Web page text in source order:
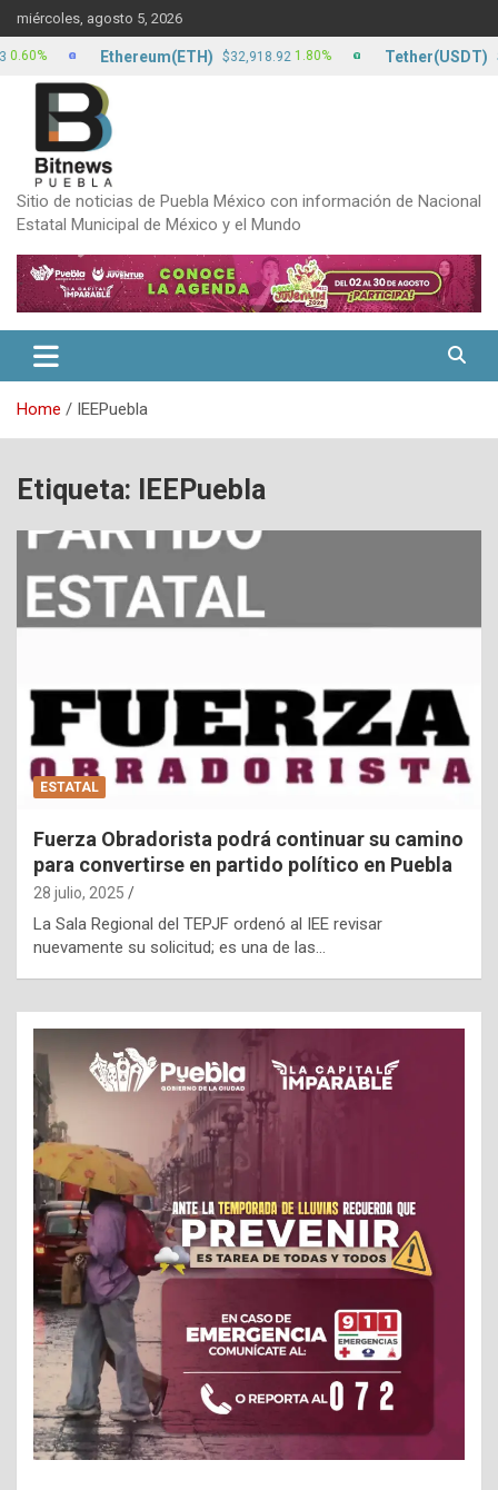
to
content
miércoles, agosto 5, 2026
Sitio de noticias de Puebla México con información de Nacional
Estatal Municipal de México y el Mundo
Home IEEPuebla
Etiqueta: IEEPuebla
ESTATAL
Fuerza Obradorista podrá continuar su camino
para convertirse en partido político en Puebla
28 julio, 2025
La Sala Regional del TEPJF ordenó al IEE revisar
nuevamente su solicitud; es una de las…
Ethereum(ETH) $32,918.92 1.80% Tether(USDT)